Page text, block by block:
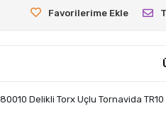
Favorilerime Ekle
Delikli Torx Uçlu Tornavida TR10